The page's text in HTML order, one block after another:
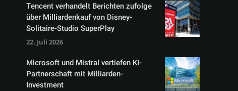
Tencent verhandelt Berichten zufolge
über Milliardenkauf von Disney-
Solitaire-Studio SuperPlay
22. Juli 2026
Microsoft und Mistral vertiefen KI-
Partnerschaft mit Milliarden-
Investment